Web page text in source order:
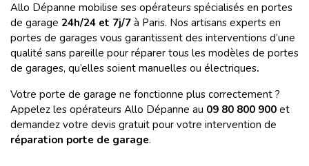
Allo Dépanne mobilise ses opérateurs spécialisés en portes
de garage 24h/24 et 7j/7 à Paris. Nos artisans experts en
portes de garages vous garantissent des interventions d’une
qualité sans pareille pour réparer tous les modèles de portes
de garages, qu’elles soient manuelles ou électriques.
Votre porte de garage ne fonctionne plus correctement ?
Appelez les opérateurs Allo Dépanne au 09 80 800 900 et
demandez votre devis gratuit pour votre intervention de
réparation porte de garage.